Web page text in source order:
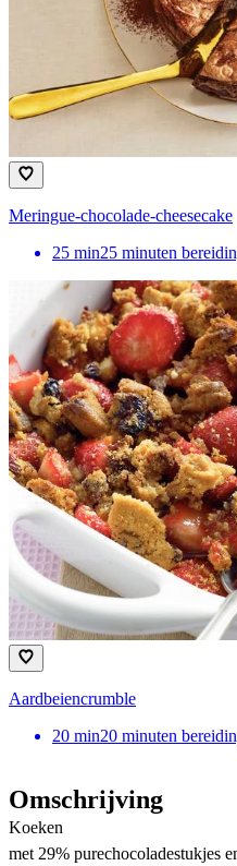
Meringue-chocolade-cheesecake
25 min25 minuten
Aardbeiencrumble
20 min20 minuten
Omschrijving
Koeken
met 29% purechocoladestukjes